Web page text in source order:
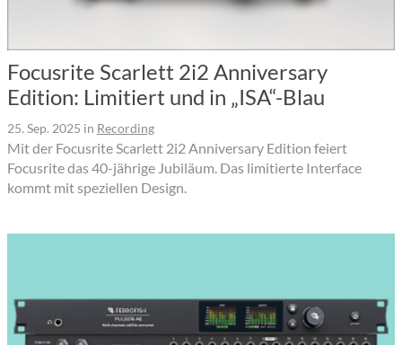
Focusrite Scarlett 2i2 Anniversary
Edition: Limitiert und in „ISA“-Blau
25. Sep. 2025 in Recording
Mit der Focusrite Scarlett 2i2 Anniversary Edition feiert
Focusrite das 40-jährige Jubiläum. Das limitierte Interface
kommt mit speziellen Design.